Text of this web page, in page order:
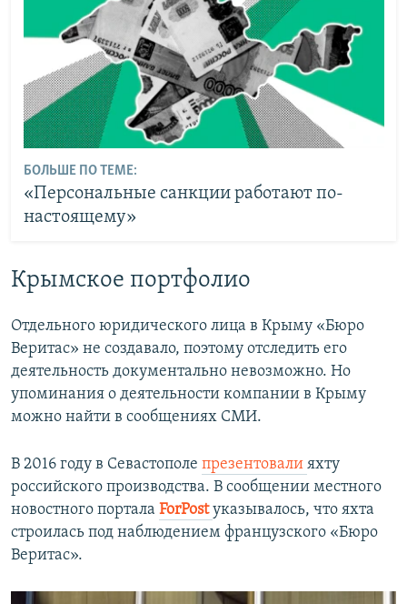
БОЛЬШЕ ПО ТЕМЕ:
«Персональные санкции работают по-
настоящему»
Крымское портфолио
Отдельного юридического лица в Крыму «Бюро
Веритас» не создавало, поэтому отследить его
деятельность документально невозможно. Но
упоминания о деятельности компании в Крыму
можно найти в сообщениях СМИ.
В 2016 году в Севастополе презентовали яхту
российского производства. В сообщении местного
новостного портала ForPostуказывалось, что яхта
строилась под наблюдением французского «Бюро
Веритас».